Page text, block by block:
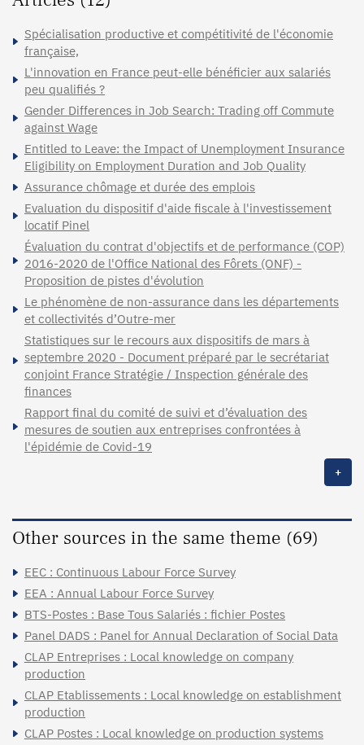
Spécialisation productive et compétitivité de l'économie
française,
L'innovation en France peut-elle bénéficier aux salariés
peu qualifiés ?
Gender Differences in Job Search: Trading off Commute
against Wage
Entitled to Leave: the Impact of Unemployment Insurance
Eligibility on Employment Duration and Job Quality
Assurance chômage et durée des emplois
Evaluation du dispositif d'aide fiscale à l'investissement
locatif Pinel
Évaluation du contrat d'objectifs et de performance (COP)
2016-2020 de l'Office National des Fôrets (ONF) -
Proposition de pistes d'évolution
Le phénomène de non-assurance dans les départements
et collectivités d’Outre-mer
Statistiques sur le recours aux dispositifs de mars à
septembre 2020 - Document préparé par le secrétariat
conjoint France Stratégie / Inspection générale des
finances
Rapport final du comité de suivi et d’évaluation des
mesures de soutien aux entreprises confrontées à
l'épidémie de Covid-19
+
Other sources in the same theme (69)
EEC : Continuous Labour Force Survey
EEA : Annual Labour Force Survey
BTS-Postes : Base Tous Salariés : fichier Postes
Panel DADS : Panel for Annual Declaration of Social Data
CLAP Entreprises : Local knowledge on company
production
CLAP Etablissements : Local knowledge on establishment
production
CLAP Postes : Local knowledge on production systems